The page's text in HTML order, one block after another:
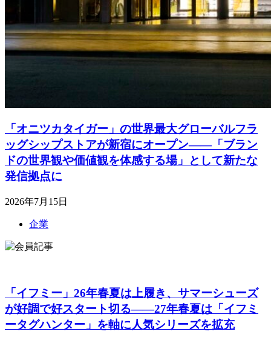
「オニツカタイガー」の世界最大グローバルフラ
ッグシップストアが新宿にオープン――「ブラン
ドの世界観や価値観を体感する場」として新たな
発信拠点に
2026年7月15日
企業
「イフミー」26年春夏は上履き、サマーシューズ
が好調で好スタート切る――27年春夏は「イフミ
ータグハンター」を軸に人気シリーズを拡充